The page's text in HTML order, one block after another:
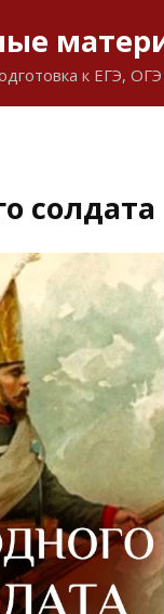
к ЕГЭ, ОГЭ
солдата